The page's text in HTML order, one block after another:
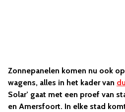
Zonnepanelen komen nu ook
wagens, alles in het kader van
Solar’ gaat met een proef van
en Amersfoort. In elke stad